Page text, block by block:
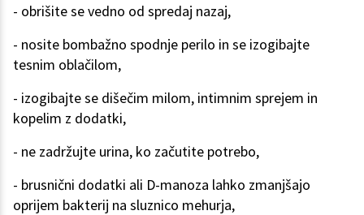
- obrišite se vedno od spredaj nazaj,
- nosite bombažno spodnje perilo in se izogibajte
tesnim oblačilom,
- izogibajte se dišečim milom, intimnim sprejem in
kopelim z dodatki,
- ne zadržujte urina, ko začutite potrebo,
- brusnični dodatki ali D-manoza lahko zmanjšajo
oprijem bakterij na sluznico mehurja,